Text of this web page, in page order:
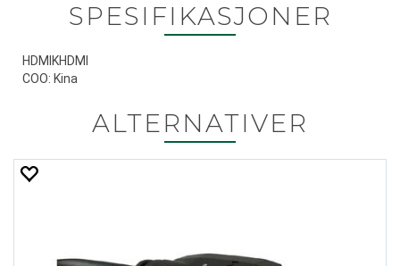
SPESIFIKASJONER
HDMIKHDMI
COO: Kina
ALTERNATIVER